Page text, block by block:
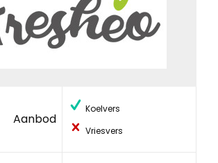
Aanbod
Koelvers
Vriesvers